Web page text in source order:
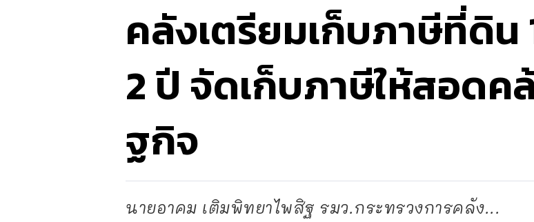
คลังเตรียมเก็บภาษีที่ดิน
2 ปี จัดเก็บภาษีให้สอดค
ฐกิจ
นายอาคม เติมพิทยาไพสิฐ รมว.กระทรวงการคลัง...